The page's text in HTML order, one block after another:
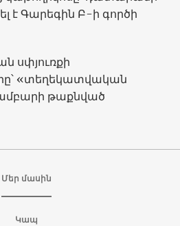
է Գարեգին Բ-ի գործի
սփյուռքի
«տեղեկատվական
թաքնված
Մեր մասին
Կապ